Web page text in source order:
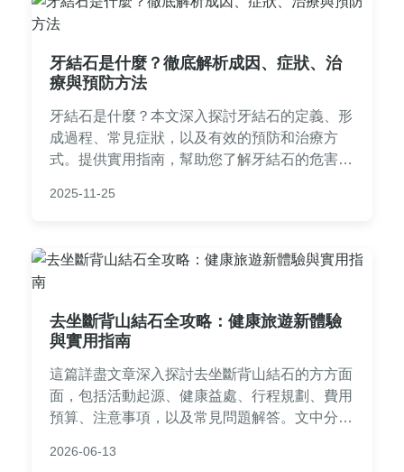
牙結石是什麼？徹底解析成因、症狀、治
療與預防方法
牙結石是什麼？本文深入探討牙結石的定義、形
成過程、常見症狀，以及有效的預防和治療方
式。提供實用指南，幫助您了解牙結石的危害，
適合所有關心口腔健康的讀者閱讀。
2025-11-25
去坐斷背山結石全攻略：健康旅遊新體驗
與實用指南
這篇詳盡文章深入探討去坐斷背山結石的方方面
面，包括活動起源、健康益處、行程規劃、費用
預算、注意事項，以及常見問題解答。文中分享
這種獨特療法改善健康，並規劃一趟安全有效的
2026-06-13